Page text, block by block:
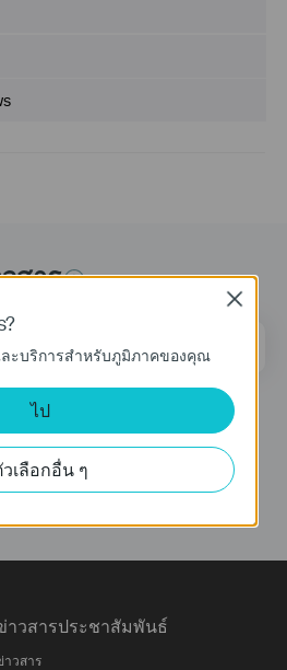
สาร
าวสารประชาสัมพันธ์
าวสาร
ะบริการสำหรับภูมิภาคของคุณ
ไป
เลือกอื่น ๆ
Close